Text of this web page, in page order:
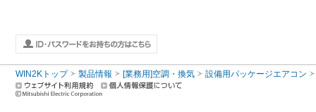
WIN2Kトップ 製品情報 [業務用]空調・換気 設備用パッケージエアコン